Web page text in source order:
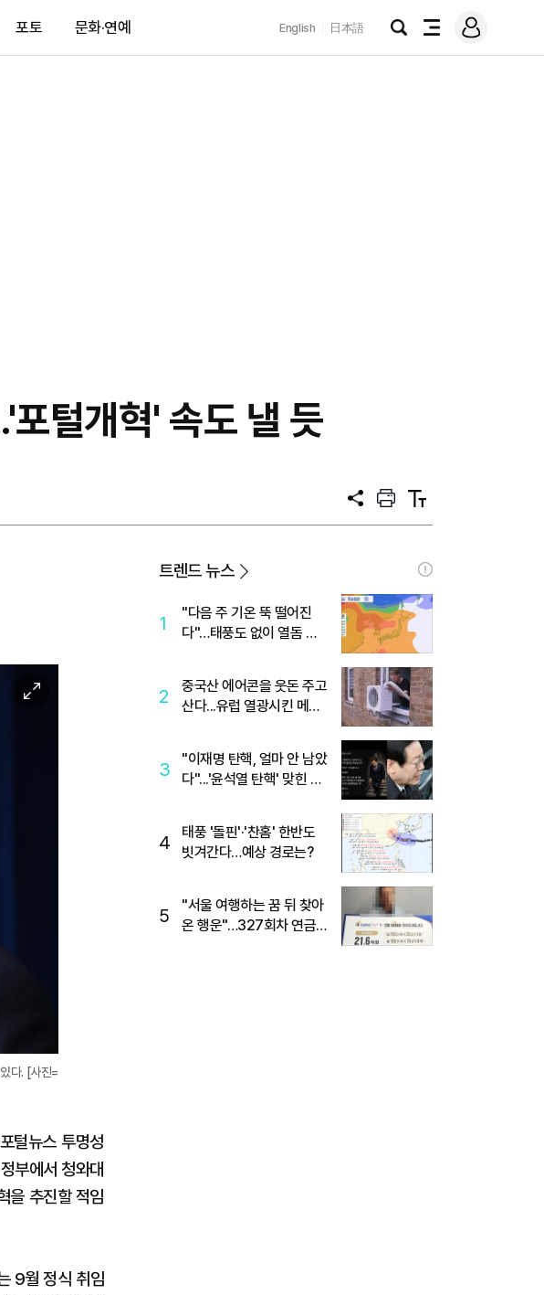
포토 문화·연예 English 日本語
검
전
메
그
털개혁' 속도 낼 듯
공
프
트
텍
트
다. [사진=
털뉴스 투명성
부에서 청와대
을 추진할 적임
9월 정식 취임
트렌드 뉴스
1
"다음 주 기온 뚝 떨어진
다"…태풍도 없이 열돔 박
2
중국산 에어콘을 웃돈 주고
산다...유럽 열광시킨 메이
3
"이재명 탄핵, 얼마 안 남았
다"...'윤석열 탄핵' 맞힌 무
4
태풍 '돌핀'·'찬홈' 한반도
빗겨간다…예상 경로는?
5
"서울 여행하는 꿈 뒤 찾아
온 행운"…327회차 연금